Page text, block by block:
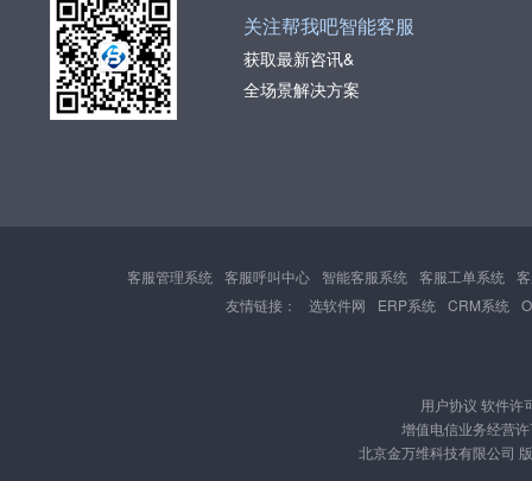
关注帮我吧智能客服
获取最新咨讯&
全场景解决方案
客服管理系统 客服呼叫中心 智能客服系统 客服工单系统
友情链接：
选软件网 ERP系统 CRM系统
用户协议 软件许
增值电信业务经营
北京金万维科技有限公司